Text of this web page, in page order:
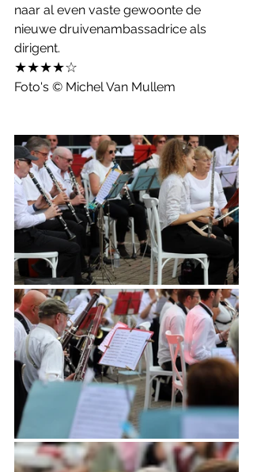
naar al even vaste gewoonte de
nieuwe druivenambassadrice als
dirigent.
★★★★☆
Foto's © Michel Van Mullem